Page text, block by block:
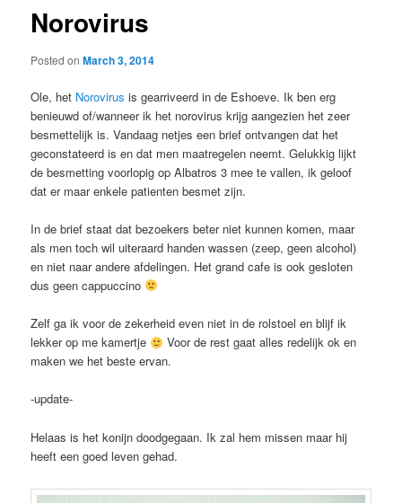
Norovirus
Posted onMarch 3, 2014
Ole, het Norovirus is gearriveerd in de Eshoeve. Ik ben erg
benieuwd of/wanneer ik het norovirus krijg aangezien het zeer
besmettelijk is. Vandaag netjes een brief ontvangen dat het
geconstateerd is en dat men maatregelen neemt. Gelukkig lijkt
de besmetting voorlopig op Albatros 3 mee te vallen, ik geloof
dat er maar enkele patienten besmet zijn.
In de brief staat dat bezoekers beter niet kunnen komen, maar
als men toch wil uiteraard handen wassen (zeep, geen alcohol)
en niet naar andere afdelingen. Het grand cafe is ook gesloten
dus geen cappuccino
Zelf ga ik voor de zekerheid even niet in de rolstoel en blijf ik
lekker op me kamertje
Voor de rest gaat alles redelijk ok en
maken we het beste ervan.
-update-
Helaas is het konijn doodgegaan. Ik zal hem missen maar hij
heeft een goed leven gehad.